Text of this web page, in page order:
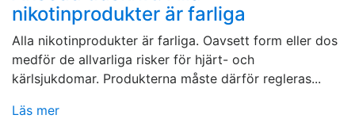
nikotinprodukter är farliga
Alla nikotinprodukter är farliga. Oavsett form eller dos
medför de allvarliga risker för hjärt- och
kärlsjukdomar. Produkterna måste därför regleras...
Läs mer